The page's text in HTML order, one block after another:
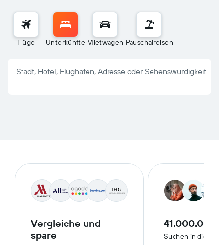
Flüge Unterkünfte Mietwagen Pauschalreisen
Stadt, Hotel, Flughafen, Adresse oder Sehenswürdigkeit
Vergleiche und
spare
Suchen in